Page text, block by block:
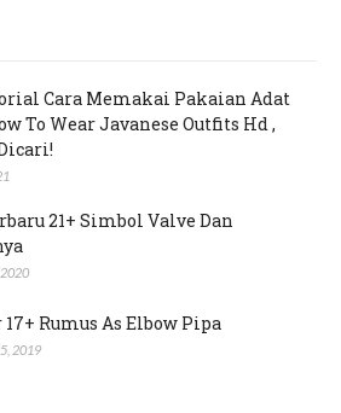
Cara Memakai Pakaian Adat
To Wear Javanese Outfits Hd ,
21+ Simbol Valve Dan
Rumus As Elbow Pipa
2019